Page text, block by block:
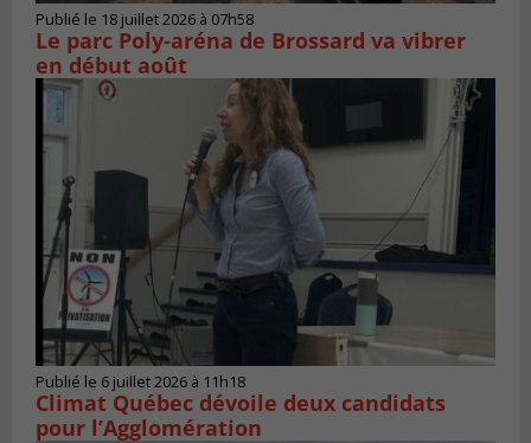
Publié le 18 juillet 2026 à 07h58
Le parc Poly-aréna de Brossard va vibrer
en début août
Publié le 6 juillet 2026 à 11h18
Climat Québec dévoile deux candidats
pour l’Agglomération